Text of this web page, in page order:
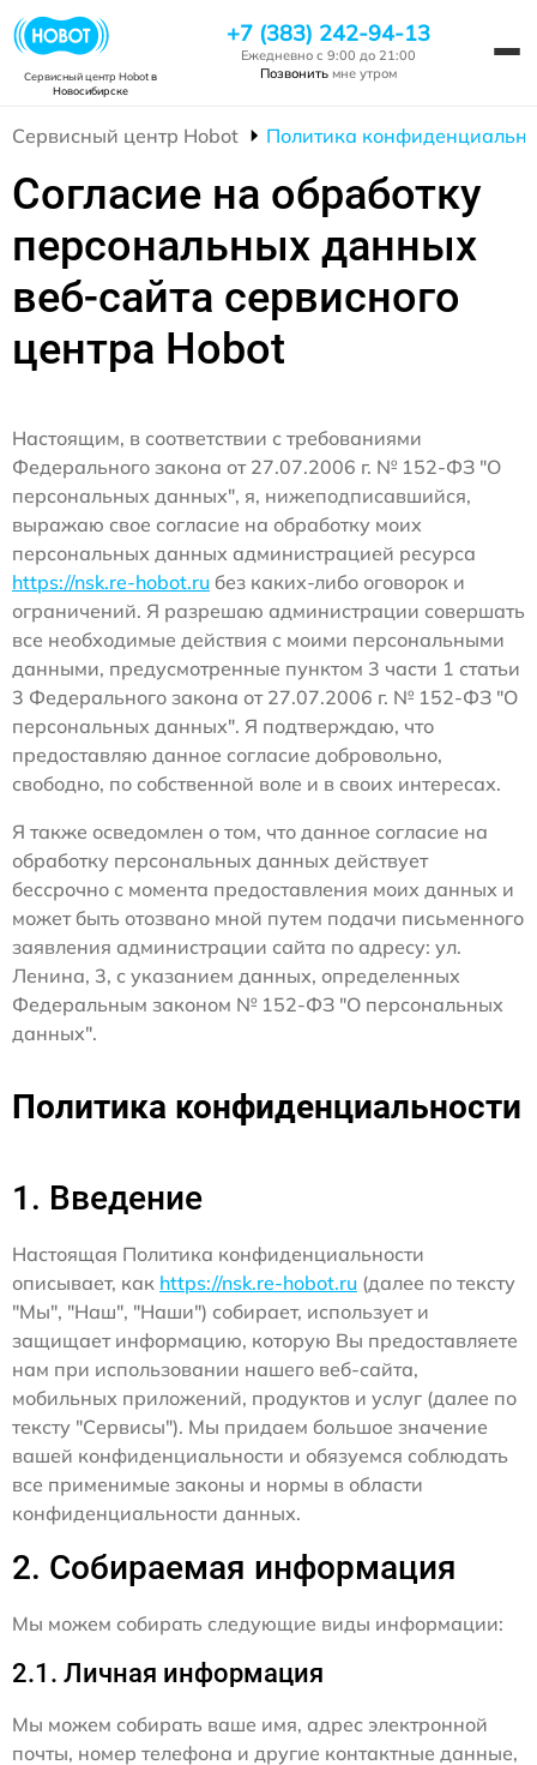
Сервисный центр Hobotв
Новосибирске
+7 (383) 242-94-13
Ежедневно с 9:00 до 21:00
Позвонить мне утром
Сервисный центр Hobot Политика
Согласие на обработку
персональных данных
веб-сайта сервисного
центра Hobot
Настоящим, в соответствии с требованиями
Федерального закона от 27.07.2006 г. № 152-ФЗ "О
персональных данных", я, нижеподписавшийся,
выражаю свое согласие на обработку моих
персональных данных администрацией ресурса
https://nsk.re-hobot.ru без каких-либо оговорок и
ограничений. Я разрешаю администрации совершать
все необходимые действия с моими персональными
данными, предусмотренные пунктом 3 части 1 статьи
3 Федерального закона от 27.07.2006 г. № 152-ФЗ "О
персональных данных". Я подтверждаю, что
предоставляю данное согласие добровольно,
свободно, по собственной воле и в своих интересах.
Я также осведомлен о том, что данное согласие на
обработку персональных данных действует
бессрочно с момента предоставления моих данных и
может быть отозвано мной путем подачи письменного
заявления администрации сайта по адресу: ул.
Ленина, 3, с указанием данных, определенных
Федеральным законом № 152-ФЗ "О персональных
данных".
Политика конфиденциальности
1. Введение
Настоящая Политика конфиденциальности
описывает, как https://nsk.re-hobot.ru (далее по тексту
"Мы", "Наш", "Наши") собирает, использует и
защищает информацию, которую Вы предоставляете
нам при использовании нашего веб-сайта,
мобильных приложений, продуктов и услуг (далее по
тексту "Сервисы"). Мы придаем большое значение
вашей конфиденциальности и обязуемся соблюдать
все применимые законы и нормы в области
конфиденциальности данных.
2. Собираемая информация
Мы можем собирать следующие виды информации:
2.1. Личная информация
Мы можем собирать ваше имя, адрес электронной
почты, номер телефона и другие контактные данные,